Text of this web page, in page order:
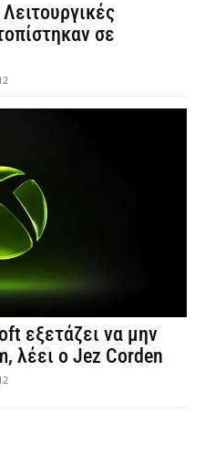
σε
εξετάζει να μην
λέει ο Jez Corden